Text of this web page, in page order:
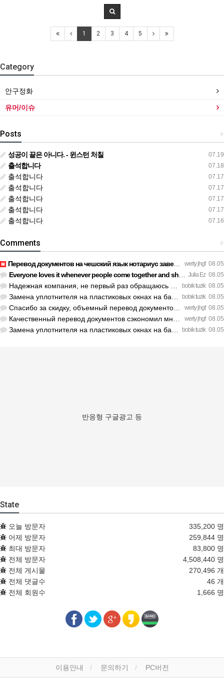
1 2 3 4 5
Category
안구정화
유머/이슈
+
Posts
07.19
성공이 끝은 아니다. - 윈스턴 처칠
07.18
출석합니다
07.17
출석합니다
07.17
출석합니다
07.17
출석합니다
07.17
출석합니다
07.16
출석합니다
+
Comments
werty jhgf 08.05
Перевод документов на чешский язык нотариус заверил с первог…
Julia Ez 08.05
Everyone loves it whenever people come together and share op…
bobik tuzik 08.05
Надежная компания, не первый раз обращаюсь к ним за обслужив…
bobik tuzik 08.05
Замена уплотнителя на пластиковых окнах на балконе решила пр…
werty jhgf 08.05
Спасибо за скидку, объемный перевод документов обошелся деше…
werty jhgf 08.05
Качественный перевод документов сэкономил мне кучу нервов пе…
bobik tuzik 08.05
Замена уплотнителя на пластиковых окнах на балконе решила пр…
반응형 구글광고 등
State
오늘 방문자
335,200 명
어제 방문자
259,844 명
최대 방문자
83,800 명
전체 방문자
4,508,440 명
전체 게시물
270,496 개
전체 댓글수
46 개
전체 회원수
1,666 명
이용안내 문의하기 PC버전